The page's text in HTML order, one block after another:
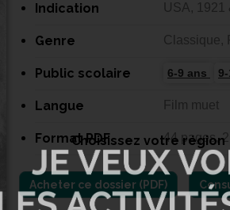
Indication USA, 1921
Genre Classique,
Public scolaire 6-9 ans
Langue Film muet
Format PDF 44 pages,
Choisissez votre région